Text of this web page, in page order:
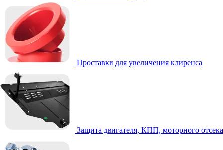
Проставки для увеличения клиренса
Защита двигателя, КПП, моторного отсека